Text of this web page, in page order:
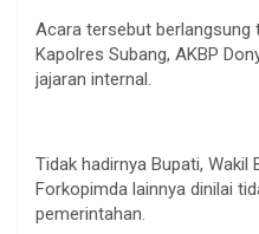
Acara tersebut berlangsung
Kapolres Subang, AKBP
jajaran internal.
Tidak hadirnya Bupati, Wakil
Forkopimda lainnya dinilai
pemerintahan.